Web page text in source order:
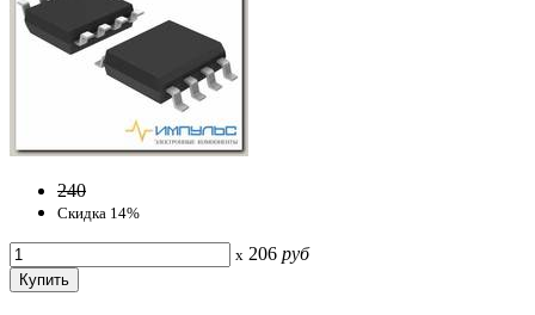
240
Скидка 14%
x 206 руб